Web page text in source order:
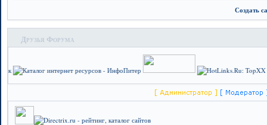
Создать
Друзья Форума